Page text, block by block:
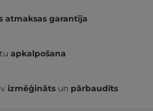
atmaksas garantija
apkalpošana
izmēģināts un pārbaudīts